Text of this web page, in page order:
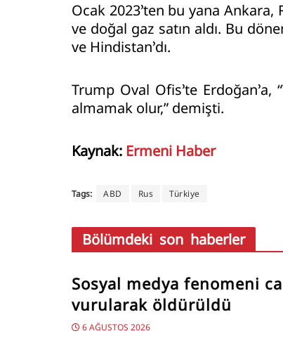
Ocak 2023’ten bu yana
ve doğal gaz satın aldı. Bu
ve Hindistan’dı.
Trump Oval Ofis’te Erdoğan’a,
almamak olur,” demişti.
Kaynak: Ermeni Haber
Tags: ABD Rus Türkiye
Bölümdeki son haberler
Sosyal medya fenomeni
vurularak öldürüldü
6 AĞUSTOS 2026